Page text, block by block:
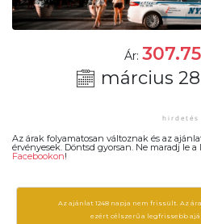
Ár:
március
Az árak folyamatosan változnak és az
érvényesek. Döntsd gyorsan. Ne maradj le
Facebookon!
Az ajánlat 1248 napja nem frissült. Az
ezért célszerű a legfrissebb